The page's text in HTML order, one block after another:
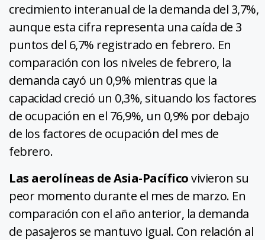
crecimiento interanual de la demanda del 3,7%,
aunque esta cifra representa una caída de 3
puntos del 6,7% registrado en febrero. En
comparación con los niveles de febrero, la
demanda cayó un 0,9% mientras que la
capacidad creció un 0,3%, situando los factores
de ocupación en el 76,9%, un 0,9% por debajo
de los factores de ocupación del mes de
febrero.
Las aerolíneas de Asia-Pacíficovivieron su
peor momento durante el mes de marzo. En
comparación con el año anterior, la demanda
de pasajeros se mantuvo igual. Con relación al